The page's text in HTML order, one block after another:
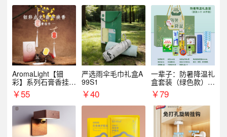
AromaLight【钿
彩】系列石膏香挂
（代发香味随机）
￥55
严选雨伞毛巾礼盒A
99S1
￥40
一辈子：防暑降温礼
盒套装（绿色款）支
持自由搭配
￥79